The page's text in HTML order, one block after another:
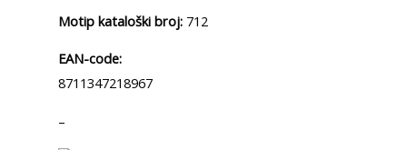
Motip kataloški broj:712
EAN-code:
8711347218967
–